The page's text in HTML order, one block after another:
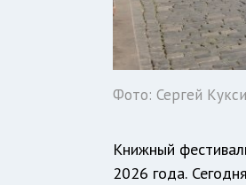
Фото: Сергей
Книжный
2026 года.